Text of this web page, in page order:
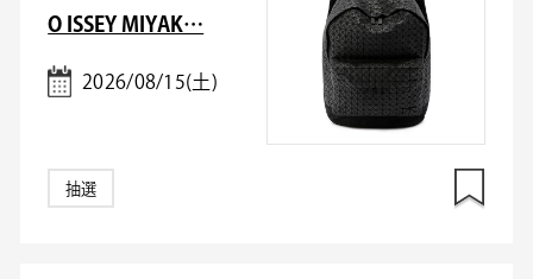
O ISSEY MIYAK…
2026/08/15(土)
抽選